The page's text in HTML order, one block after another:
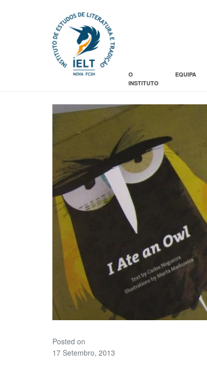
O
INSTITUTO
EQUIPA
Posted on
17 Setembro, 2013